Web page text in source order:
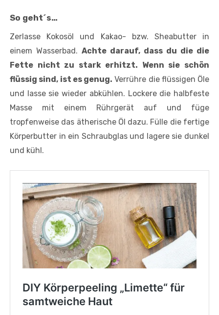
So geht´s…
Zerlasse Kokosöl und Kakao- bzw. Sheabutter in
einem Wasserbad. Achte darauf, dass du die die
Fette nicht zu stark erhitzt. Wenn sie schön
flüssig sind, ist es genug. Verrühre die flüssigen Öle
und lasse sie wieder abkühlen. Lockere die halbfeste
Masse mit einem Rühr­gerät auf und füge
tropfenweise das ätherische Öl dazu. Fülle die fertige
Körperbutter in ein Schraubglas und lagere sie dunkel
und kühl.